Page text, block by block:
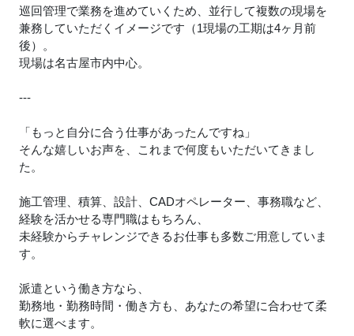
巡回管理で業務を進めていくため、並行して複数の現場を
兼務していただくイメージです（1現場の工期は4ヶ月前
後）。
現場は名古屋市内中心。
---
「もっと自分に合う仕事があったんですね」
そんな嬉しいお声を、これまで何度もいただいてきまし
た。
施工管理、積算、設計、CADオペレーター、事務職など、
経験を活かせる専門職はもちろん、
未経験からチャレンジできるお仕事も多数ご用意していま
す。
派遣という働き方なら、
勤務地・勤務時間・働き方も、あなたの希望に合わせて柔
軟に選べます。